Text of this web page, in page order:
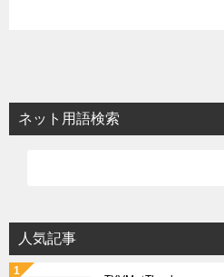
ネット用語検索
人気記事